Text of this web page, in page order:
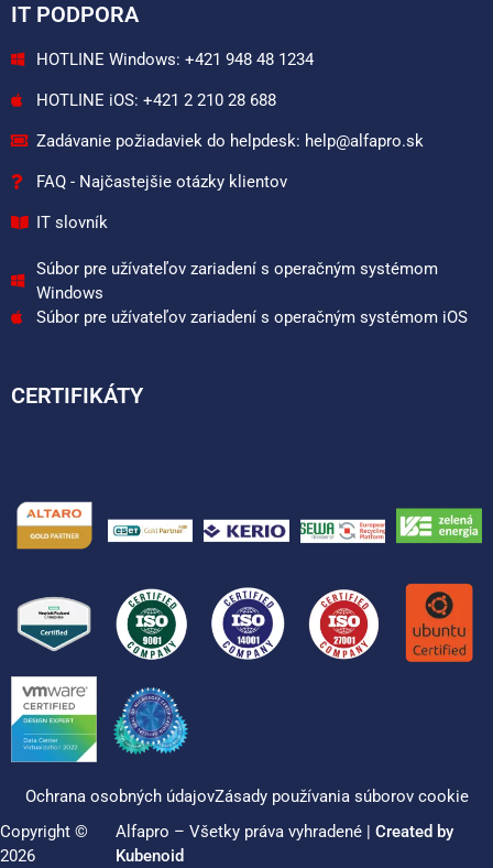
IT PODPORA
HOTLINE Windows: +421 948 48 1234
HOTLINE iOS: +421 2 210 28 688
Zadávanie požiadaviek do helpdesk: help@alfapro.sk
FAQ - Najčastejšie otázky klientov
IT slovník
Súbor pre užívateľov zariadení s operačným systémom
Windows
Súbor pre užívateľov zariadení s operačným systémom iOS
CERTIFIKÁTY
Ochrana osobných údajovZásady používania súborov cookie
Copyright ©
2026
Alfapro – Všetky práva vyhradené |Created by
Kubenoid